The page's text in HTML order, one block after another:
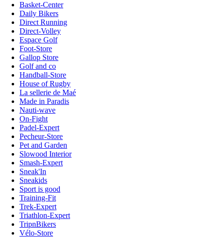
Basket-Center
Daily Bikers
Direct Running
Direct-Volley
Espace Golf
Foot-Store
Gallop Store
Golf and co
Handball-Store
House of Rugby
La sellerie de Maé
Made in Paradis
Nauti-wave
On-Fight
Padel-Expert
Pecheur-Store
Pet and Garden
Slowood Interior
Smash-Expert
Sneak'In
Sneakids
Sport is good
Training-Fit
Trek-Expert
Triathlon-Expert
TripnBikers
Vélo-Store